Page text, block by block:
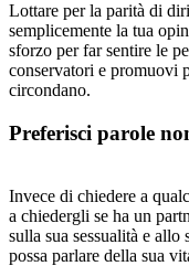
Lottare per la parità di
semplicemente la tua
sforzo per far sentire le
conservatori e promuovi
circondano.
Preferisci parole
Invece di chiedere a
a chiedergli se ha un
sulla sua sessualità e
possa parlare della sua